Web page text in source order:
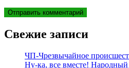
Свежие записи
ЧП-Чрезвычайное
Ну-ка, все вместе! Народный